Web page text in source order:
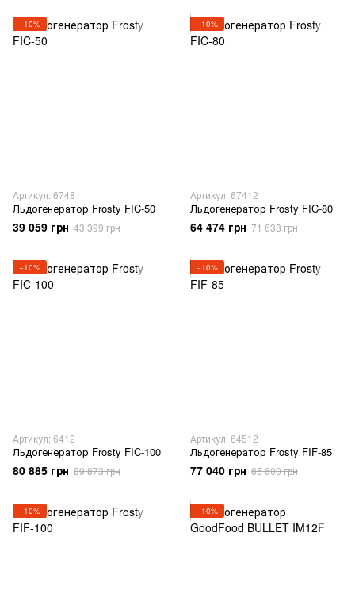
−10%
Артикул: 6748
Льдогенератор Frosty FIC-50
39 059 грн 43 399 грн
−10%
Артикул: 67412
Льдогенератор Frosty FIC-80
64 474 грн 71 638 грн
−10%
Артикул: 6412
Льдогенератор Frosty FIC-100
80 885 грн 89 873 грн
−10%
Артикул: 64512
Льдогенератор Frosty FIF-85
77 040 грн 85 600 грн
−10% −10%